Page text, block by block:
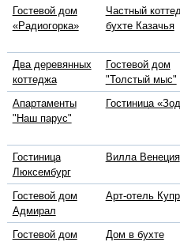
Гостевой дом
«Радиогорка»
Частный
бухте Казачья
Два деревянных
коттеджа
Гостевой дом
"Толстый мыс"
Апартаменты
"Наш парус"
Гостиница
Гостиница
Люксембург
Вилла Венеция
Гостевой дом
Адмирал
Арт-отель
Гостевой дом
Дом в бухте